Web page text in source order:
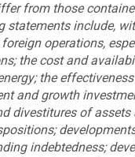
from those
statements include,
operations,
the cost and
the
and growth
divestitures of assets
indebtedness;